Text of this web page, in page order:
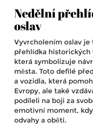
Nedělní
oslav
Vyvrcholením oslav je
přehlídka historických
která symbolizuje
města. Toto defilé
a vozidla, která
Evropy, ale také
podíleli na boji za
emotivní moment,
odvahy a oběti.